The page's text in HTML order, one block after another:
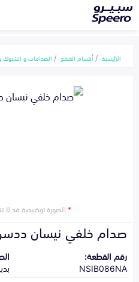
الرئيسية أقسام القطع الصدامات و الشبوك
*الصورة توضيحية قد لا
صدام خلفي نيسان ددسن 2008-
رقم القطعة:
NSIB086NA